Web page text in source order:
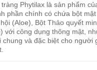
Phytilax là sản phẩm
phần chính có chứa bột mật
(Aloe), Bột Thảo quyết
với công dụng thông mật,
chung và đặc biệt cho người